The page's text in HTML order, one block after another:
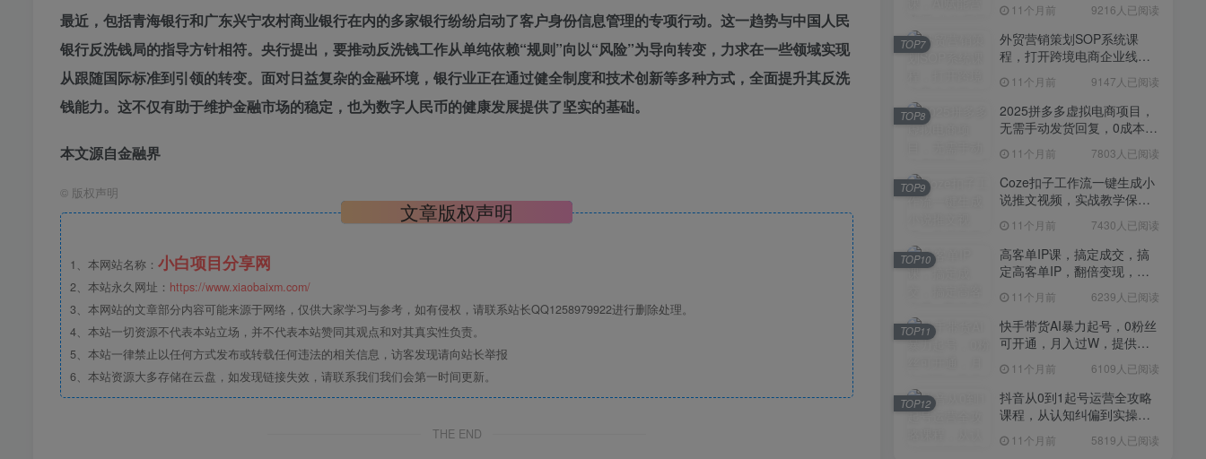
最近，包括青海银行和广东兴宁农村商业银行在内的多家银行纷纷启动了客户身份信息管理的专项行动。这一趋势与中国人民
银行反洗钱局的指导方针相符。央行提出，要推动反洗钱工作从单纯依赖“规则”向以“风险”为导向转变，力求在一些领域实现
从跟随国际标准到引领的转变。面对日益复杂的金融环境，银行业正在通过健全制度和技术创新等多种方式，全面提升其反洗
钱能力。这不仅有助于维护金融市场的稳定，也为数字人民币的健康发展提供了坚实的基础。
本文源自金融界
© 版权声明
文章版权声明
1、本网站名称： 小白项目分享网
2、本站永久网址： https://www.xiaobaixm.com/
3、本网站的文章部分内容可能来源于网络，仅供大家学习与参考，如有侵权，请联系站长QQ1258979922进行删除处理。
4、本站一切资源不代表本站立场，并不代表本站赞同其观点和对其真实性负责。
5、本站一律禁止以任何方式发布或转载任何违法的相关信息，访客发现请向站长举报
6、本站资源大多存储在云盘，如发现链接失效，请联系我们我们会第一时间更新。
THE END
快手带货AI暴力起号，0粉丝
可开通，月入过W，提供账
号就行，适合普通人的懒人
项目【揭秘】
11个月前 6109人已阅读
抖音从0到1起号运营全攻略
课程，从认知纠偏到实操落
地，高效起号变现
11个月前 5819人已阅读
11个月前 9216人已阅读
外贸营销策划SOP系统课
程，打开跨境电商企业线上
11个月前 9147人已阅读
TOP7
2025拼多多虚拟电商项目，
无需手动发货回复，0成本，
11个月前 7803人已阅读
TOP8
Coze扣子工作流一键生成小
说推文视频，实战教学保姆
11个月前 7430人已阅读
TOP9
高客单IP课，搞定成交，搞
定高客单IP，翻倍变现，轻
11个月前 6239人已阅读
TOP10
快手带货AI暴力起号，0粉丝
可开通，月入过W，提供账
项目【揭秘】
11个月前 6109人已阅读
TOP11
抖音从0到1起号运营全攻略
课程，从认知纠偏到实操落
11个月前 5819人已阅读
TOP12